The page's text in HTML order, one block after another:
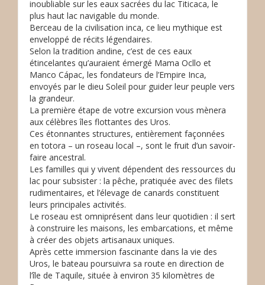
inoubliable sur les eaux sacrées du lac Titicaca, le
plus haut lac navigable du monde.
Berceau de la civilisation inca, ce lieu mythique est
enveloppé de récits légendaires.
Selon la tradition andine, c’est de ces eaux
étincelantes qu’auraient émergé Mama Ocllo et
Manco Cápac, les fondateurs de l’Empire Inca,
envoyés par le dieu Soleil pour guider leur peuple vers
la grandeur.
La première étape de votre excursion vous mènera
aux célèbres îles flottantes des Uros.
Ces étonnantes structures, entièrement façonnées
en totora – un roseau local –, sont le fruit d’un savoir-
faire ancestral.
Les familles qui y vivent dépendent des ressources du
lac pour subsister : la pêche, pratiquée avec des filets
rudimentaires, et l’élevage de canards constituent
leurs principales activités.
Le roseau est omniprésent dans leur quotidien : il sert
à construire les maisons, les embarcations, et même
à créer des objets artisanaux uniques.
Après cette immersion fascinante dans la vie des
Uros, le bateau poursuivra sa route en direction de
l’île de Taquile, située à environ 35 kilomètres de